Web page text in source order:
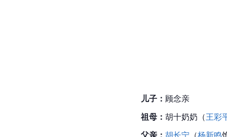
儿子： 顾念亲
祖母： 胡十奶奶（王彩